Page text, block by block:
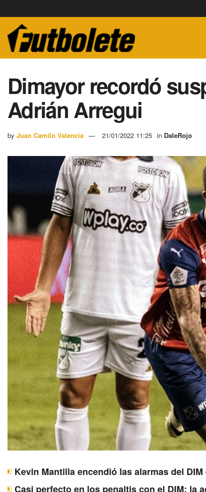
Dimayor recordó
Adrián Arregui
by Juan Camilo Valencia 21/01/2022 11:25 in DaleRojo
Kevin Mantilla encendió las alarmas del
Casi perfecto en los penaltis con el DIM: la